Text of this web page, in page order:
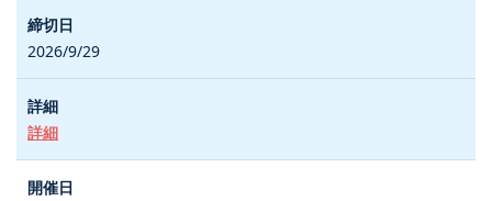
2026/9/29
詳細